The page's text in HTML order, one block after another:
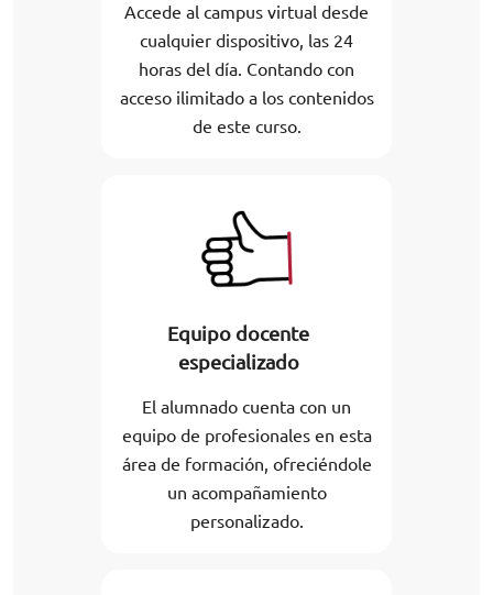
Accede al campus virtual desde
cualquier dispositivo, las 24
horas del día. Contando con
acceso ilimitado a los contenidos
de este curso.
Equipo docente
especializado
El alumnado cuenta con un
equipo de profesionales en esta
área de formación, ofreciéndole
un acompañamiento
personalizado.